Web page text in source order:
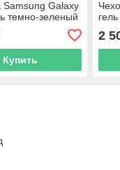
Samsung Galaxy
темно-зеленый
Купить
2